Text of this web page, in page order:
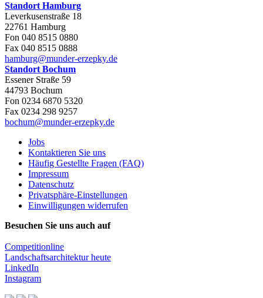
Standort Hamburg
Leverkusenstraße 18
22761 Hamburg
Fon 040 8515 0880
Fax 040 8515 0888
hamburg@munder-erzepky.de
Standort Bochum
Essener Straße 59
44793 Bochum
Fon 0234 6870 5320
Fax 0234 298 9257
bochum@munder-erzepky.de
Jobs
Kontaktieren Sie uns
Häufig Gestellte Fragen (FAQ)
Impressum
Datenschutz
Privatsphäre-Einstellungen
Einwilligungen widerrufen
Besuchen Sie uns auch auf
Competitionline
Landschaftsarchitektur heute
LinkedIn
Instagram